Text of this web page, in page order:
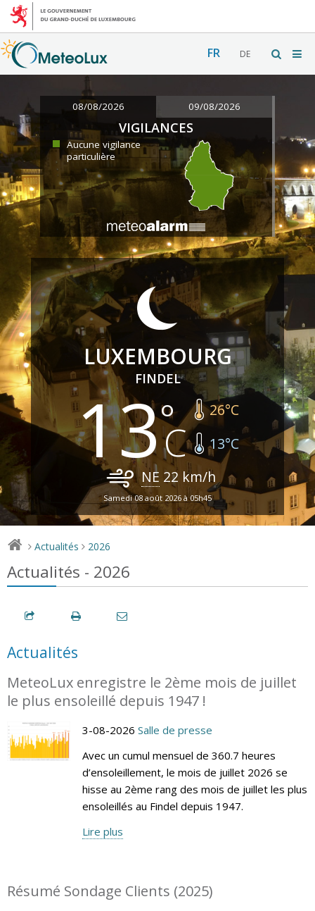
FR DE
08/08/2026 09/08/2026
VIGILANCES
Aucune vigilance
particulière
LUXEMBOURG
FINDEL
13 26°C
13°C
NE 22 km/h
Samedi 08 août 2026 à 05h45
> Actualités > 2026
Actualités - 2026
Actualités
MeteoLux enregistre le 2ème mois de juillet
le plus ensoleillé depuis 1947 !
3-08-2026 Salle de presse
Avec un cumul mensuel de 360.7 heures
d’ensoleillement, le mois de juillet 2026 se
hisse au 2ème rang des mois de juillet les plus
ensoleillés au Findel depuis 1947.
Lire plus
Résumé Sondage Clients (2025)